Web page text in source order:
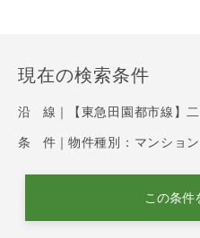
現在の検索条件
沿 線｜ 【東急田園都市線】
条 件｜ 物件種別：マンショ
この条件